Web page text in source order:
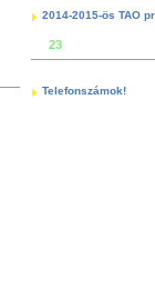
2014-2015-ös TAO
23
Telefonszámok!